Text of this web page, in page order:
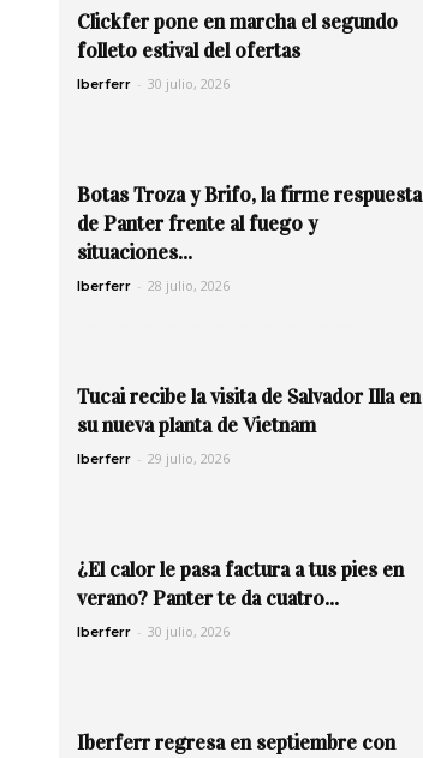
Clickfer pone en marcha el segundo
folleto estival del ofertas
Iberferr - 30 julio, 2026
Botas Troza y Brifo, la firme respuesta
de Panter frente al fuego y
situaciones...
Iberferr - 28 julio, 2026
Tucai recibe la visita de Salvador Illa en
su nueva planta de Vietnam
Iberferr - 29 julio, 2026
¿El calor le pasa factura a tus pies en
verano? Panter te da cuatro...
Iberferr - 30 julio, 2026
Iberferr regresa en septiembre con